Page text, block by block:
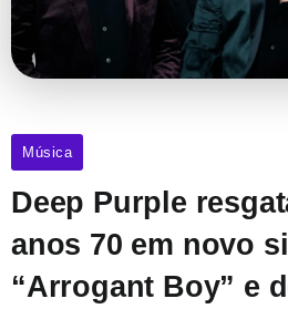
Música
Deep Purple
anos 70 em novo
“Arrogant Boy” e